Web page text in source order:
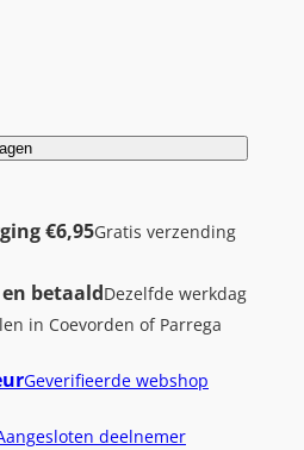
€6,95Gratis verzending
betaaldDezelfde werkdag
in Coevorden of Parrega
Geverifieerde webshop
deelnemer